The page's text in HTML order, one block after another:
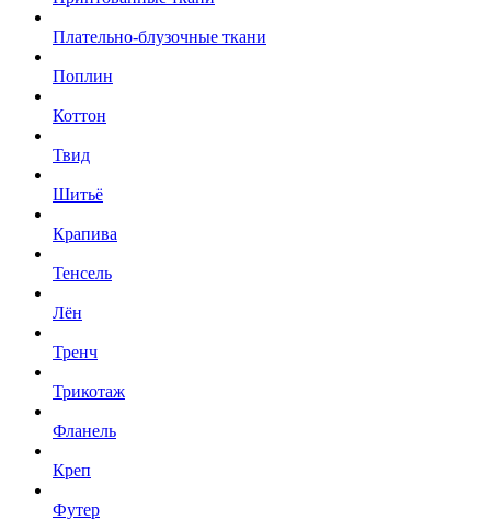
Плательно-блузочные ткани
Поплин
Коттон
Твид
Шитьё
Крапива
Тенсель
Лён
Тренч
Трикотаж
Фланель
Креп
Футер